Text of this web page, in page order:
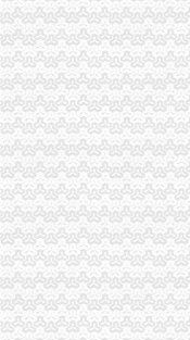
全系统“双”海关报关登记
一月份外商投资企业登记注
巫溪局突出“快、实、深、
全系统创先争优活动受到
市重庆海关注册登记工商
城口县新增一件重庆市海
市海关报关登记证书局召
武隆县召开全市海关报关
重庆海关年报
2012年重庆海关税务、昆
重庆海关顺利切换全国通
进出口许可证办理流程
进出口许可证、两用物项
丰台区公司进出口权办理
无纸化签约流程